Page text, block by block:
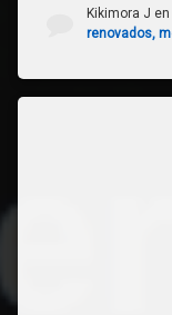
Kikimora J en
renovados,